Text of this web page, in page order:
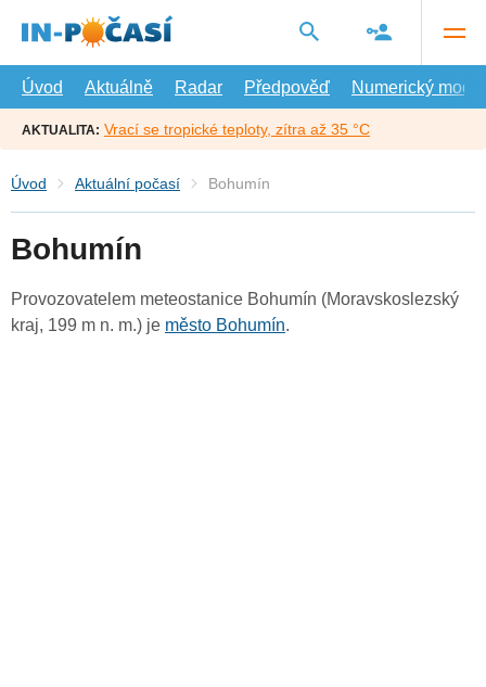
hlavní
Úvod
Aktuálně Radar Předpověď Numerický model
AKTUALITA: Vrací se tropické teploty, zítra až 35 °C
Úvod Aktuální počasí Bohumín
Bohumín
Provozovatelem meteostanice Bohumín (Moravskoslezský
kraj, 199 m n. m.) je město Bohumín.